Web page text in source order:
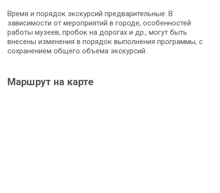
Время и порядок экскурсий предварительные. В
зависимости от мероприятий в городе, особенностей
работы музеев, пробок на дорогах и др., могут быть
внесены изменения в порядок выполнения программы, с
сохранением общего объема экскурсий.
Маршрут на карте